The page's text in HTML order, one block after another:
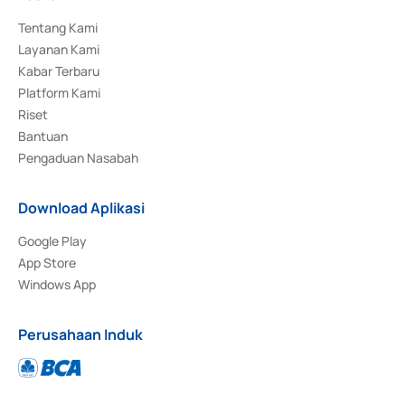
Tentang Kami
Layanan Kami
Kabar Terbaru
Platform Kami
Riset
Bantuan
Pengaduan Nasabah
Download Aplikasi
Google Play
App Store
Windows App
Perusahaan Induk